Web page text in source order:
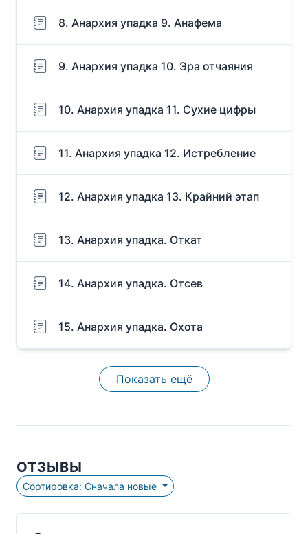
8. Анархия упадка 9. Анафема
9. Анархия упадка 10. Эра отчаяния
10. Анархия упадка 11. Сухие цифры
11. Анархия упадка 12. Истребление
12. Анархия упадка 13. Крайний этап
13. Анархия упадка. Откат
14. Анархия упадка. Отсев
15. Анархия упадка. Охота
Показать ещё
ОТЗЫВЫ
Сортировка: Сначала новые